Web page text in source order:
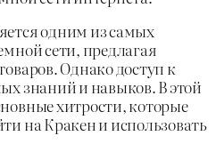
одним из самых
сети, предлагая
Однако доступ к
знаний и навыков. В этой
хитрости, которые
на Кракен и использовать